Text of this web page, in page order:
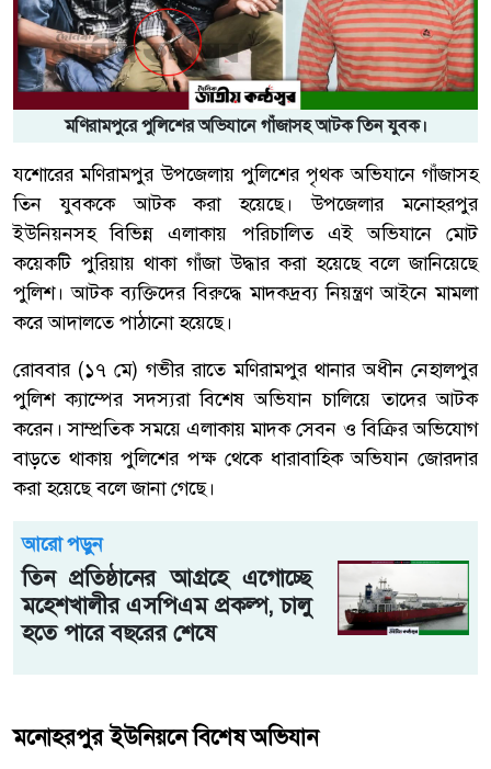
মণিরামপুরে পুলিশের অভিযানে গাঁজাসহ আটক তিন যুবক।
যশোরের মণিরামপুর উপজেলায় পুলিশের পৃথক অভিযানে গাঁজাসহ
তিন যুবককে আটক করা হয়েছে। উপজেলার মনোহরপুর
ইউনিয়নসহ বিভিন্ন এলাকায় পরিচালিত এই অভিযানে মোট
কয়েকটি পুরিয়ায় থাকা গাঁজা উদ্ধার করা হয়েছে বলে জানিয়েছে
পুলিশ। আটক ব্যক্তিদের বিরুদ্ধে মাদকদ্রব্য নিয়ন্ত্রণ আইনে মামলা
করে আদালতে পাঠানো হয়েছে।
রোববার (১৭ মে) গভীর রাতে মণিরামপুর থানার অধীন নেহালপুর
পুলিশ ক্যাম্পের সদস্যরা বিশেষ অভিযান চালিয়ে তাদের আটক
করেন। সাম্প্রতিক সময়ে এলাকায় মাদক সেবন ও বিক্রির অভিযোগ
বাড়তে থাকায় পুলিশের পক্ষ থেকে ধারাবাহিক অভিযান জোরদার
করা হয়েছে বলে জানা গেছে।
আরো পড়ুন
তিন প্রতিষ্ঠানের আগ্রহে এগোচ্ছে
মহেশখালীর এসপিএম প্রকল্প, চালু
হতে পারে বছরের শেষে
মনোহরপুর ইউনিয়নে বিশেষ অভিযান